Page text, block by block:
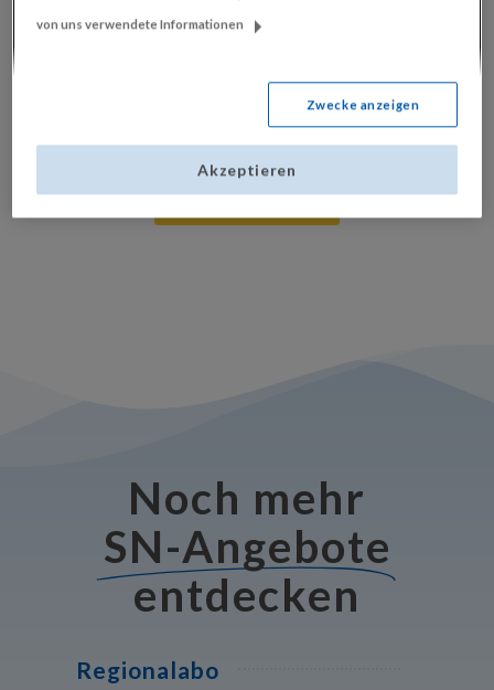
Nachrichten“-Abonnements.
Hier finden Sie alle Services und Vorzüge der
verschiedenen Abo-Varianten auf einen Blick.
Noch mehr
SN-Angebote
entdecken
Regionalabo
von uns verwendete Informationen
Zwecke anzeigen
Akzeptieren